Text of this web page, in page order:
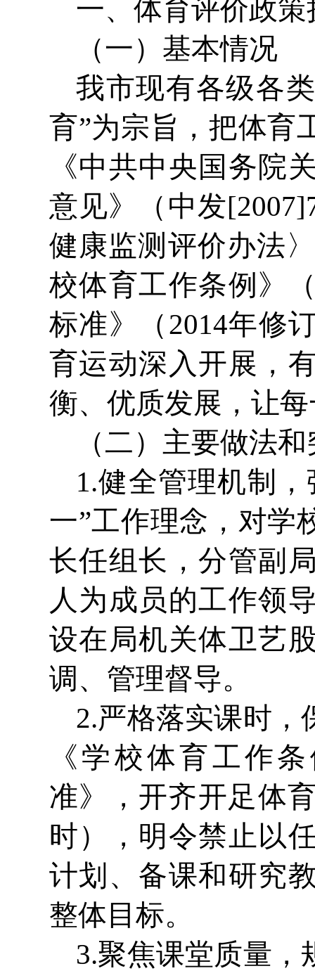
一、体育评价政
（一）基本情况
我市现有各级各
育”为宗旨，把体育
《中共中央国务院
意见》（中发
健康监测评价办法
校体育工作条例》
标准》（2014年修
育运动深入开展，
衡、优质发展，让
（二）主要做法
1.健全管理机制
一”工作理念，对学
长任组长，分管副
人为成员的工作领
设在局机关体卫艺
调、管理督导。
2.严格落实课时，
《学校体育工作
准》，开齐开足体
时），明令禁止以
计划、备课和研究
整体目标。
3.聚焦课堂质量，